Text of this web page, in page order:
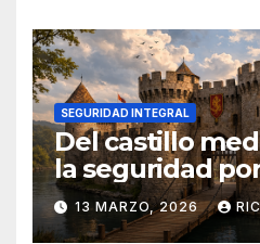
SEGURIDAD INTEGRAL
Del castillo
la seguridad
13 MARZO, 2026